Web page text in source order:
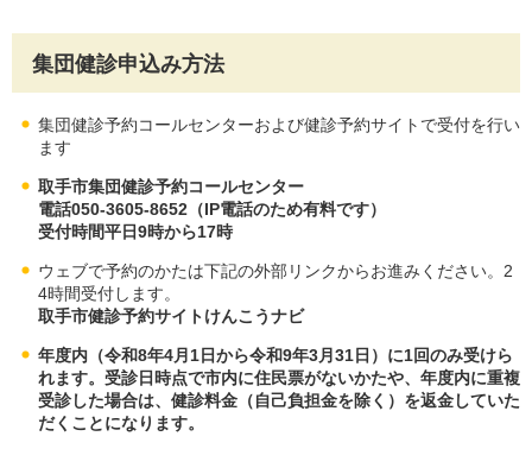
集団健診申込み方法
集団健診予約コールセンターおよび健診予約サイトで受付を行い
ます
取手市集団健診予約コールセンター
電話050-3605-8652（IP電話のため有料です）
受付時間平日9時から17時
ウェブで予約のかたは下記の外部リンクからお進みください。2
4時間受付します。
取手市健診予約サイトけんこうナビ
年度内（令和8年4月1日から令和9年3月31日）に1回のみ受けら
れます。受診日時点で市内に住民票がないかたや、年度内に重複
受診した場合は、健診料金（自己負担金を除く）を返金していた
だくことになります。